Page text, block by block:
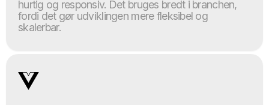
hurtig og responsiv. Det bruges bredt i branchen,
fordi det gør udviklingen mere fleksibel og
skalerbar.